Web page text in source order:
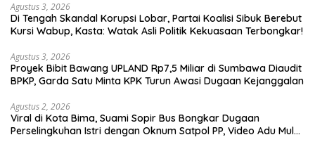
Agustus 3, 2026
Di Tengah Skandal Korupsi Lobar, Partai Koalisi Sibuk Berebut
Kursi Wabup, Kasta: Watak Asli Politik Kekuasaan Terbongkar!
Agustus 3, 2026
Proyek Bibit Bawang UPLAND Rp7,5 Miliar di Sumbawa Diaudit
BPKP, Garda Satu Minta KPK Turun Awasi Dugaan Kejanggalan
Agustus 2, 2026
Viral di Kota Bima, Suami Sopir Bus Bongkar Dugaan
Perselingkuhan Istri dengan Oknum Satpol PP, Video Adu Mulut